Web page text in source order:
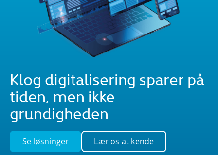
Klog digitalisering sparer på
tiden, men ikke
grundigheden
Se løsninger Lær os at kende